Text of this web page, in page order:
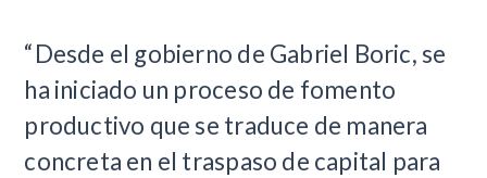
“Desde el gobierno de Gabriel Boric, se
ha iniciado un proceso de fomento
productivo que se traduce de manera
concreta en el traspaso de capital para